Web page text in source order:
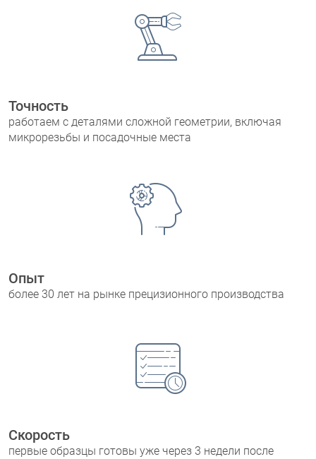
Точность
работаем с деталями сложной геометрии, включая
микрорезьбы и посадочные места
Опыт
более 30 лет на рынке прецизионного производства
Скорость
первые образцы готовы уже через 3 недели после